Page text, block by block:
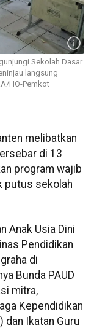
Sekolah Dasar
langsung
HO-Pemkot
melibatkan
di 13
program wajib
putus sekolah
Anak Usia Dini
Pendidikan
di
Bunda PAUD
mitra,
Kependidikan
dan Ikatan Guru